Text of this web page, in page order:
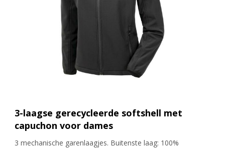
3-laagse gerecycleerde softshell met
capuchon voor dames
3 mechanische garenlaagjes. Buitenste laag: 100%